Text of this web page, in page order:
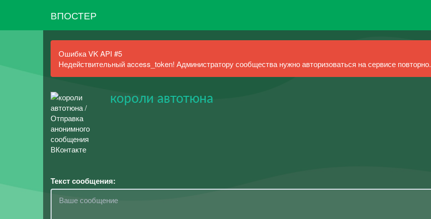
ВПОСТЕР
Ошибка VK API #5
Недействительный access_token! Администратору сообщества нужно авторизоваться на сервисе повторно.
короли автотюна
Текст сообщения: